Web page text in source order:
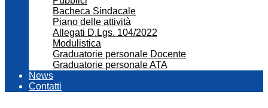
Bacheca Sindacale
Piano delle attività
Allegati D.Lgs. 104/2022
Modulistica
Graduatorie personale Docente
Graduatorie personale ATA
News
Contatti